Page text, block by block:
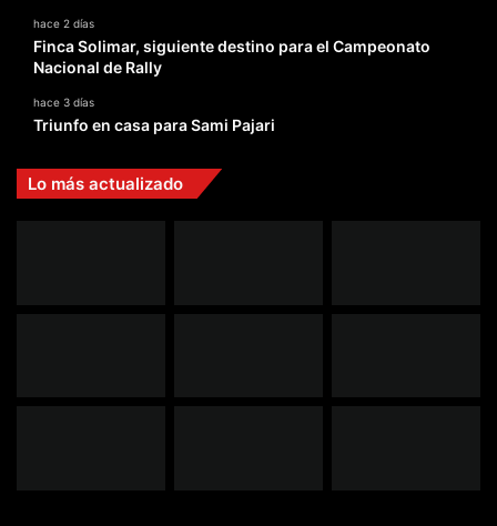
hace 2 días
Finca Solimar, siguiente destino para el Campeonato
Nacional de Rally
hace 3 días
Triunfo en casa para Sami Pajari
Lo más actualizado